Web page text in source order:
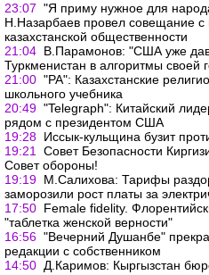
23:07 "Я приму нужное для
Н.Назарбаев провел совещание с
казахстанской общественности
21:04 В.Парамонов: "США уже
Туркменистан в алгоритмы своей
21:00 "РА": Казахстанские
школьного учебника
20:49 "Telegraph": Китайский
рядом с президентом США
19:28 Иссык-кульщина бузит
19:21
Совет Безопасности
Совет обороны!
19:19 М.Салихова: Тарифы
заморозили рост платы за
17:50 Female fidelity.
"таблетка женской верности"
16:56 "Вечерний Душанбе"
редакции с собственником
14:50 Д.Каримов: Кыргызстан